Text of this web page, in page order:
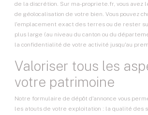
de la discrétion. Sur ma-propriete.fr, vous avez
de géolocalisation de votre bien. Vous pouvez
l'emplacement exact des terres ou de rester
plus large (au niveau du canton ou du
la confidentialité de votre activité jusqu'au
Valoriser tous les
votre patrimoine
Notre formulaire de dépôt d'annonce vous
les atouts de votre exploitation : la qualité des